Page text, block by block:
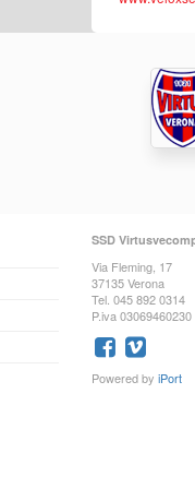
SSD
Via Fleming, 17
37135 Verona
Tel. 045 892 0314
P.iva 03069460230
Powered by iPort